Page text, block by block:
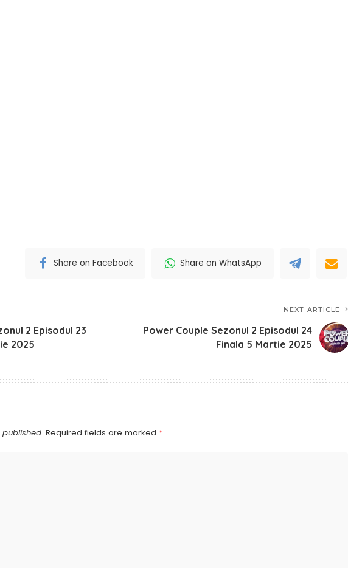
Share on Facebook Share on WhatsApp
2 Episodul 23
2025
NEXT ARTICLE
Power Couple Sezonul 2 Episodul 24
Finala 5 Martie 2025
Required fields are marked *